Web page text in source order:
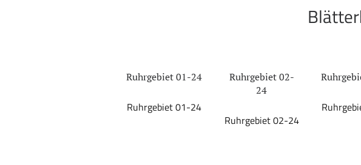
Ruhrgebiet 01-24
Ruhrgebiet 01-24
Ruhrgebiet 02-
24
Ruhrgebiet 02-24